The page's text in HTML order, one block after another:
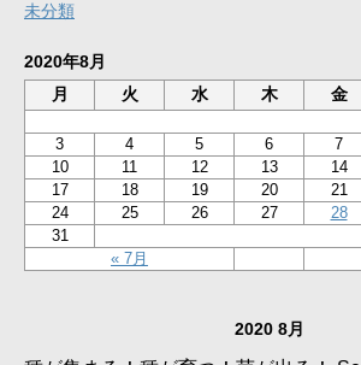
未分類
2020年8月
月
火 水 木 金
« 7月
3
4 5 6 7
10
11 12 13 14
17
18 19 20 21
24
25 26 27 28
31
2020 8月